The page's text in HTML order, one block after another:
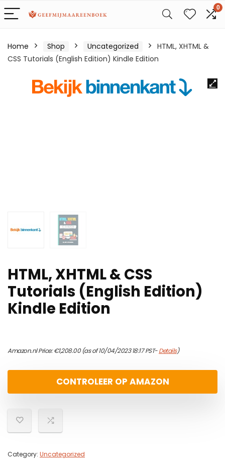
0
Home Shop Uncategorized
HTML, XHTML &
CSS Tutorials (English Edition) Kindle Edition
HTML, XHTML & CSS
Tutorials (English Edition)
Kindle Edition
Amazon.nl Price:€1,208.00(as of 10/04/2023 18:17 PST-Details)
CONTROLEER OP AMAZON
Category: Uncategorized